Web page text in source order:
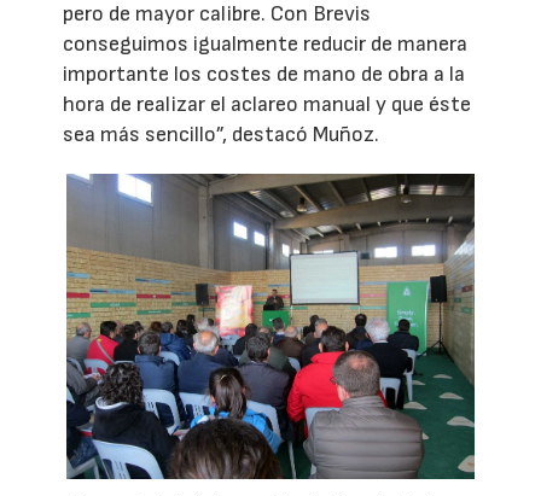
pero de mayor calibre. Con Brevis
conseguimos igualmente reducir de manera
importante los costes de mano de obra a la
hora de realizar el aclareo manual y que éste
sea más sencillo”, destacó Muñoz.